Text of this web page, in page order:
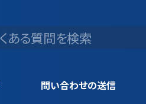
問い合わせの送信